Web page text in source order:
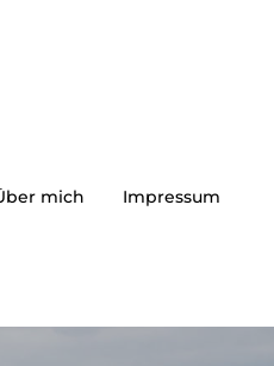
mich Impressum